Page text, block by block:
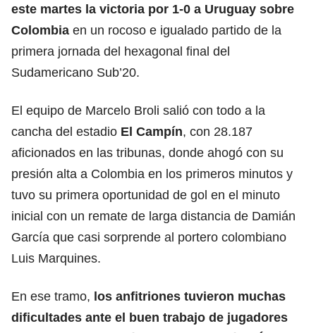
este martes la victoria por 1-0 a Uruguay sobre
Colombia en un rocoso e igualado partido de la
primera jornada del hexagonal final del
Sudamericano Sub’20.
El equipo de Marcelo Broli salió con todo a la
cancha del estadio El Campín, con 28.187
aficionados en las tribunas, donde ahogó con su
presión alta a Colombia en los primeros minutos y
tuvo su primera oportunidad de gol en el minuto
inicial con un remate de larga distancia de Damián
García que casi sorprende al portero colombiano
Luis Marquines.
En ese tramo, los anfitriones tuvieron muchas
dificultades ante el buen trabajo de jugadores